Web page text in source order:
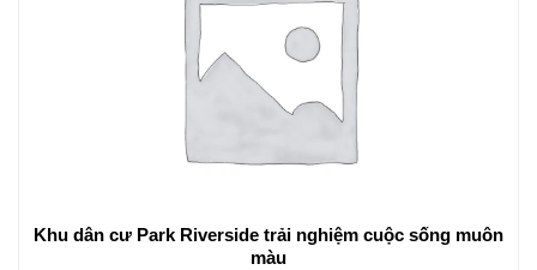
Khu dân cư Park Riverside trải nghiệm cuộc sống muôn
màu